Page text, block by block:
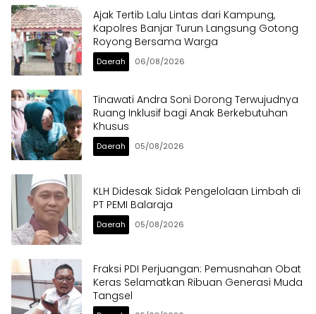
Ajak Tertib Lalu Lintas dari Kampung,
Kapolres Banjar Turun Langsung Gotong
Royong Bersama Warga
Daerah 06/08/2026
Tinawati Andra Soni Dorong Terwujudnya
Ruang Inklusif bagi Anak Berkebutuhan
Khusus
Daerah 05/08/2026
KLH Didesak Sidak Pengelolaan Limbah di
PT PEMI Balaraja
Daerah 05/08/2026
Fraksi PDI Perjuangan: Pemusnahan Obat
Keras Selamatkan Ribuan Generasi Muda
Tangsel